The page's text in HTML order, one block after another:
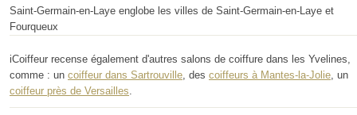
Saint-Germain-en-Laye englobe les villes de Saint-Germain-en-Laye et
Fourqueux
iCoiffeur recense également d'autres salons de coiffure dans les Yvelines,
comme : un coiffeur dans Sartrouville , des coiffeurs à Mantes-la-Jolie , un
coiffeur près de Versailles